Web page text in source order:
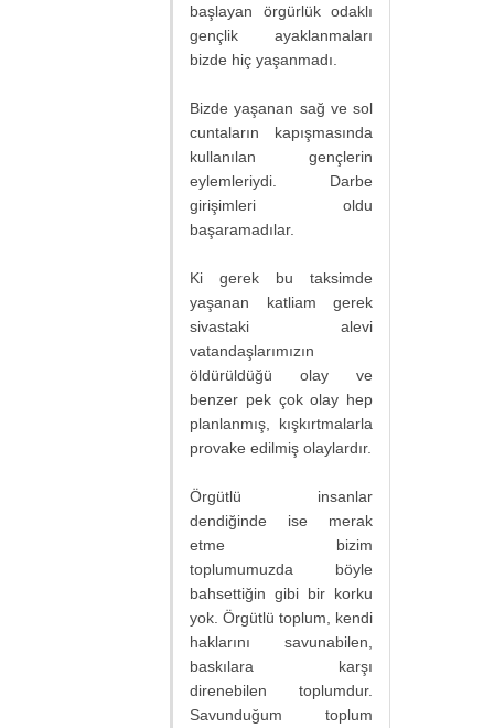
başlayan örgürlük odaklı
gençlik ayaklanmaları
bizde hiç yaşanmadı.
Bizde yaşanan sağ ve sol
cuntaların kapışmasında
kullanılan gençlerin
eylemleriydi. Darbe
girişimleri oldu
başaramadılar.
Ki gerek bu taksimde
yaşanan katliam gerek
sivastaki alevi
vatandaşlarımızın
öldürüldüğü olay ve
benzer pek çok olay hep
planlanmış, kışkırtmalarla
provake edilmiş olaylardır.
Örgütlü insanlar
dendiğinde ise merak
etme bizim
toplumumuzda böyle
bahsettiğin gibi bir korku
yok. Örgütlü toplum, kendi
haklarını savunabilen,
baskılara karşı
direnebilen toplumdur.
Savunduğum toplum